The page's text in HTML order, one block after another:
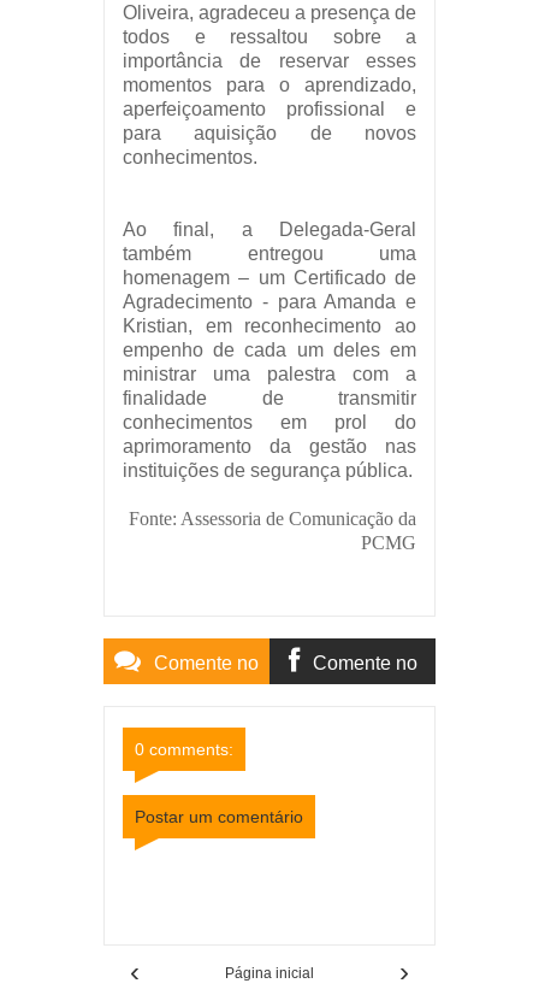
Oliveira, agradeceu a presença de
todos e ressaltou sobre a
importância de reservar esses
momentos para o aprendizado,
aperfeiçoamento profissional e
para aquisição de novos
conhecimentos.
Ao final, a Delegada-Geral
também entregou uma
homenagem – um Certificado de
Agradecimento - para Amanda e
Kristian, em reconhecimento ao
empenho de cada um deles em
ministrar uma palestra com a
finalidade de transmitir
conhecimentos em prol do
aprimoramento da gestão nas
instituições de segurança pública.
Fonte: Assessoria de Comunicação da
PCMG
Comente no Comente no
0 comments:
Postar um comentário
‹ ›
Página inicial